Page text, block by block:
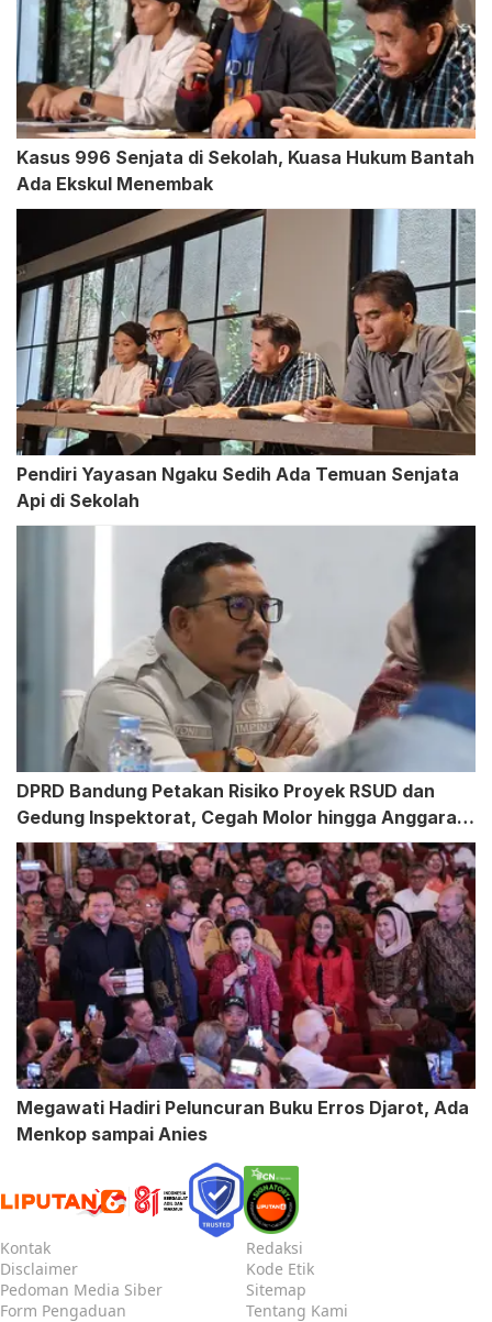
Kasus 996 Senjata di Sekolah, Kuasa Hukum Bantah
Ada Ekskul Menembak
Pendiri Yayasan Ngaku Sedih Ada Temuan Senjata
Api di Sekolah
DPRD Bandung Petakan Risiko Proyek RSUD dan
Gedung Inspektorat, Cegah Molor hingga Anggaran
Membengkak
Megawati Hadiri Peluncuran Buku Erros Djarot, Ada
Menkop sampai Anies
Kontak
Redaksi
Disclaimer
Kode Etik
Pedoman Media Siber
Sitemap
Form Pengaduan
Tentang Kami